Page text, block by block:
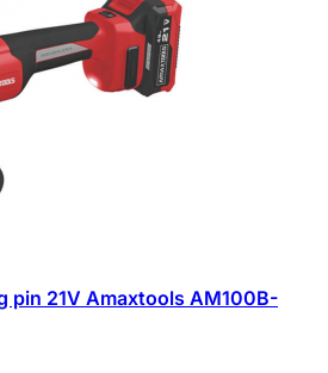
pin 21V Amaxtools AM100B-